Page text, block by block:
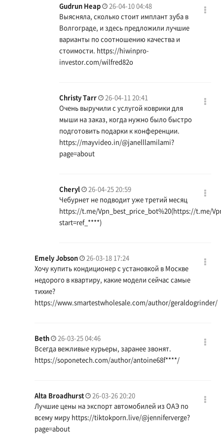
Gudrun Heap
26-04-10 04:48
Выясняла, сколько стоит имплант зуба в
Волгограде, и здесь предложили лучшие
варианты по соотношению качества и
стоимости. https://hiwinpro-
investor.com/wilfred82o
Christy Tarr
26-04-11 20:41
Очень выручили с услугой коврики для
мыши на заказ, когда нужно было быстро
подготовить подарки к конференции.
https://mayvideo.in/@janelllamilami?
page=about
Cheryl
26-04-25 20:59
Чебурнет не подводит уже третий месяц
https://t.me/Vpn_best_price_bot%20(https://t.me/
start=ref_ ****)
Emely Jobson
26-03-18 17:24
Хочу купить кондиционер с установкой в Москве
недорого в квартиру, какие модели сейчас самые
тихие?
https://www.smartestwholesale.com/author/geraldogrinder/
Beth
26-03-25 04:46
Всегда вежливые курьеры, заранее звонят.
https://soponetech.com/author/antoine68f****/
Alta Broadhurst
26-03-26 20:20
Лучшие цены на экспорт автомобилей из ОАЭ по
всему миру https://tiktokporn.live/@jenniferverge?
page=about